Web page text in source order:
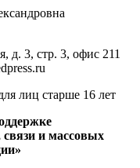
д. 3, стр. 3, офис 211
лиц старше 16 лет
и массовых